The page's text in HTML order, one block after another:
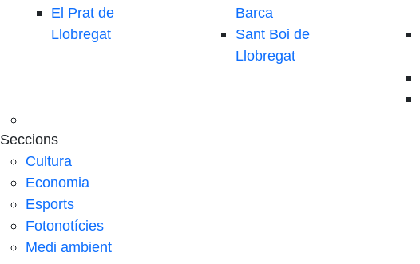
El Prat de
Llobregat
Barca
Sant Boi de
Llobregat
Seccions
Cultura
Economia
Esports
Fotonotícies
Medi ambient